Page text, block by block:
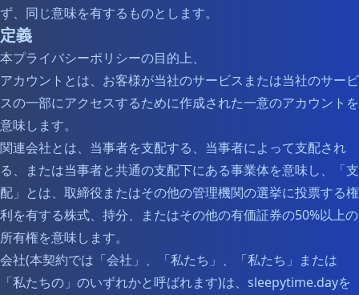
ず、同じ意味を有するものとします。
定義
本プライバシーポリシーの目的上、
アカウントとは、お客様が当社のサービスまたは当社のサービ
スの一部にアクセスするために作成された一意のアカウントを
意味します。
関連会社とは、当事者を支配する、当事者によって支配され
る、または当事者と共通の支配下にある事業体を意味し、「支
配」とは、取締役またはその他の管理機関の選挙に投票する権
利を有する株式、持分、またはその他の有価証券の50%以上の
所有権を意味します。
会社(本契約では「会社」、「私たち」、「私たち」または
「私たちの」のいずれかと呼ばれます)は、sleepytime.dayを